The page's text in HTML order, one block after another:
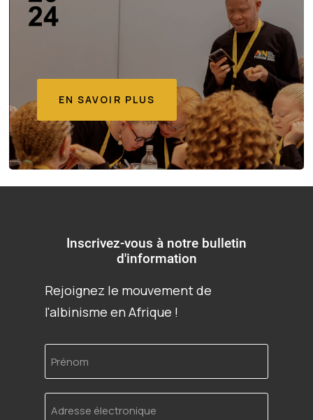
EN SAVOIR PLUS
Inscrivez-vous à notre bulletin
d'information
Rejoignez le mouvement de
l'albinisme en Afrique !
Prénom
Adresse
électronique